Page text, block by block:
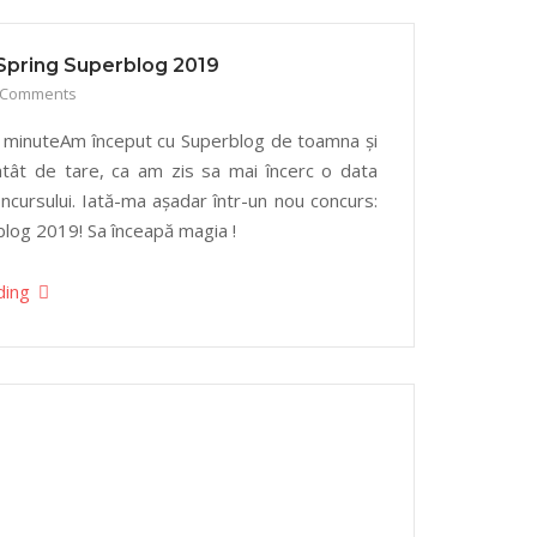
Superblog 2019
început cu Superblog de toamna și
de tare, ca am zis sa mai încerc o data
Iată-ma așadar într-un nou concurs:
2019! Sa înceapă magia !